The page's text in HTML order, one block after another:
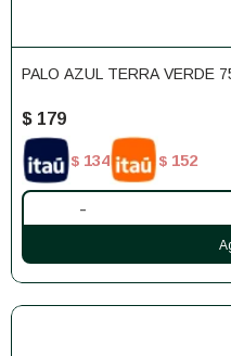
PALO AZUL TERRA VERDE
$ 179
$ 134 $ 152
-